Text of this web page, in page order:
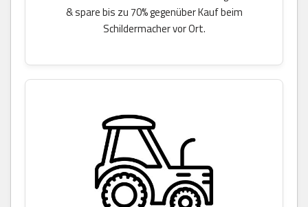
& spare bis zu 70% gegenüber Kauf beim
Schildermacher vor Ort.